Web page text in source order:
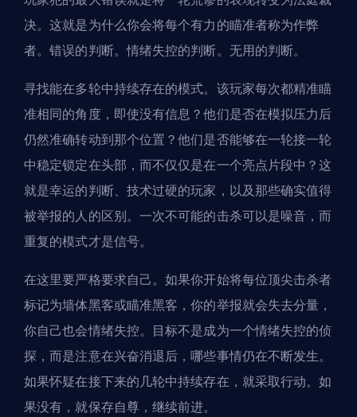
决。这就是为什么你会将每个有力的瞄准者称为作弊
者。错误的判断。情绪失控的判断。无用的判断。
寻找能在多轮中持续存在的模式。该玩家每次都精准瞄
准相同的角度，即使没有信息？他们是否在模拟压力后
仍然准确转动到那个位置？他们是否能够在一轮接一轮
中稳定锁定在头部，而不仅仅是在一个亮点片段中？这
就是幸运的判断、技术过硬的玩家，以及那些确实值得
被举报的人的区别。一次不可能的击杀可以是噪音，而
重复的模式才是信号。
在这里要严格要求自己。如果你开始将每位顶尖击杀者
标记为墙体黑客或瞄准黑客，你的举报就会失去分量，
你自己也会情绪失控。目标不是成为一个情绪失控的侦
探，而是注意在兴奋消退后，哪些事情仍在不断发生。
如果怀疑在接下来的几轮中持续存在，就采取行动。如
果没有，就保存自尊，继续前进。